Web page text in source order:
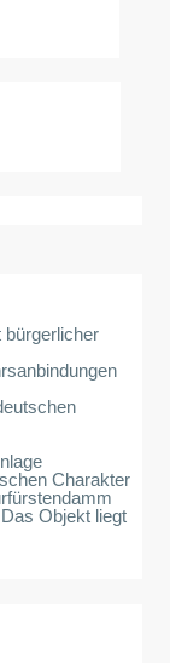
bürgerlicher
Charakter
Objekt liegt